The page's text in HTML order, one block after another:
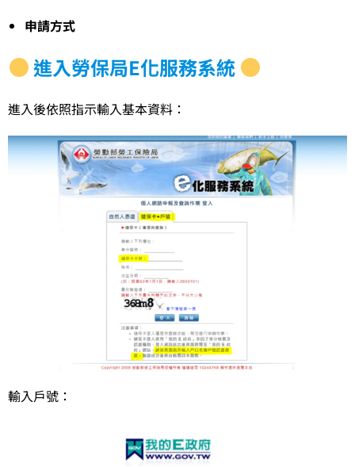
申請方式
進入勞保局E化服務系統
進入後依照指示輸入基本資料：
輸入戶號：